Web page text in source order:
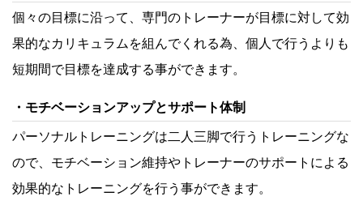
個々の目標に沿って、専門のトレーナーが目標に対して効
果的なカリキュラムを組んでくれる為、個人で行うよりも
短期間で目標を達成する事ができます。
モチベーションアップとサポート体制
パーソナルトレーニングは二人三脚で行うトレーニングな
ので、モチベーション維持やトレーナーのサポートによる
効果的なトレーニングを行う事ができます。